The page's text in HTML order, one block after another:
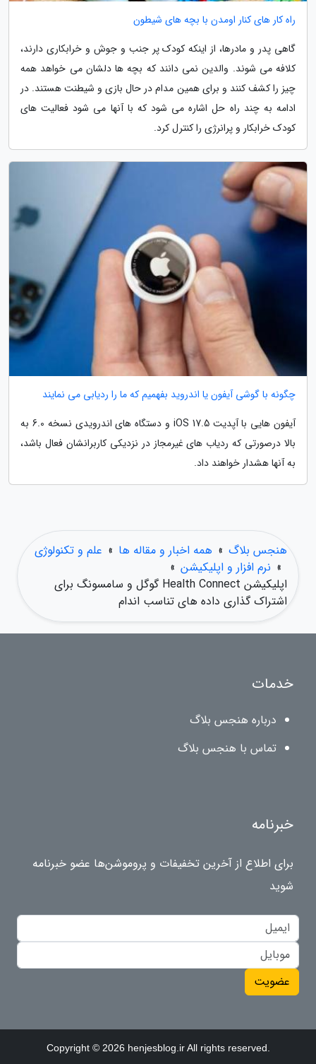
راه کار های کنار اومدن با بچه های شیطون
گاهی پدر و مادرها، از اینکه کودک پر جنب و جوش و خرابکاری دارند،
کلافه می شوند. والدین نمی دانند که بچه ها دلشان می خواهد همه
چیز را کشف کنند و برای همین مدام در حال بازی و شیطنت هستند. در
ادامه به چند راه حل اشاره می شود که با آنها می شود فعالیت های
کودک خرابکار و پرانرژی را کنترل کرد.
چگونه با گوشی آیفون یا اندروید بفهمیم که ما را ردیابی می نمایند
آیفون هایی با آپدیت iOS 17.5 و دستگاه های اندرویدی نسخه 6.0 به
بالا درصورتی که ردیاب های غیرمجاز در نزدیکی کاربرانشان فعال باشد،
به آنها هشدار خواهند داد.
هنجس بلاگ » همه اخبار و مقاله ها » علم و تکنولوژی
» نرم افزار و اپلیکیشن »
اپلیکیشن Health Connect گوگل و سامسونگ برای
اشتراک گذاری داده های تناسب اندام
خدمات
درباره هنجس بلاگ
تماس با هنجس بلاگ
خبرنامه
برای اطلاع از آخرین تخفیفات و پروموشن‌ها عضو خبرنامه
شوید
عضویت
Copyright © 2026 henjesblog.ir All rights reserved.